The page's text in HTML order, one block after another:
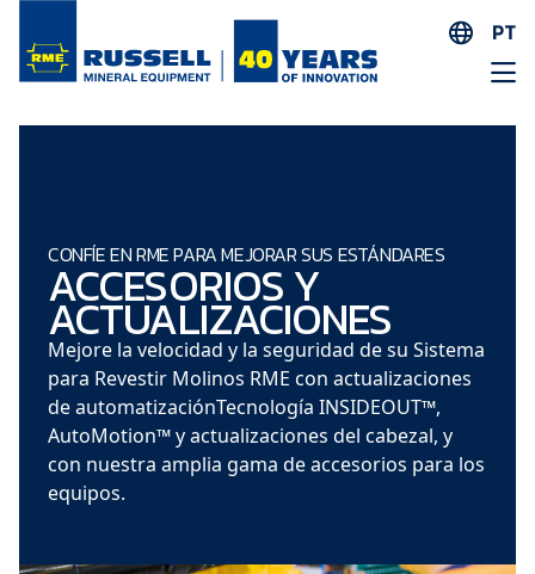
PT
EN
ES
CONFÍE EN RME PARA MEJORAR SUS ESTÁNDARES
ACCESORIOS Y
ACTUALIZACIONES
Mejore la velocidad y la seguridad de su Sistema
para Revestir Molinos RME con actualizaciones
de automatizaciónTecnología INSIDEOUT™,
AutoMotion™ y actualizaciones del cabezal, y
con nuestra amplia gama de accesorios para los
equipos.